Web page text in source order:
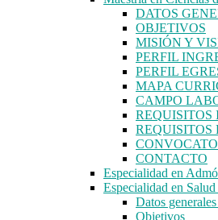
DATOS
OBJETIVOS
MISIÓN Y
PERFIL
PERFIL
MAPA
CAMPO
REQUISITOS
REQUISITOS
CONTACTO
Especialidad en
Especialidad en
Datos
Objetivos